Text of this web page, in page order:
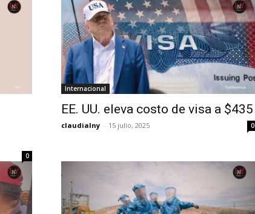
0
Internacional
EE. UU. eleva costo de visa a $435
claudialny - 15 julio, 2025 0